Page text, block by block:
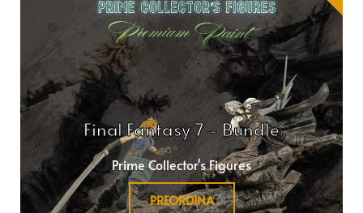
Final Fantasy 7 - Bundle
Prime Collector's Figures
PREORDINA